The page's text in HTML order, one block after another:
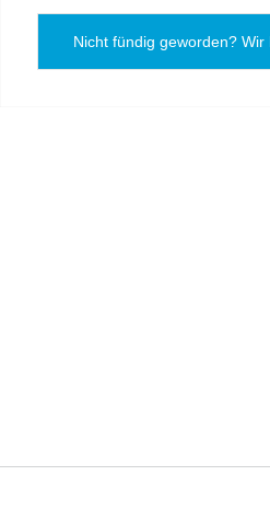
Nicht fündig geworden?